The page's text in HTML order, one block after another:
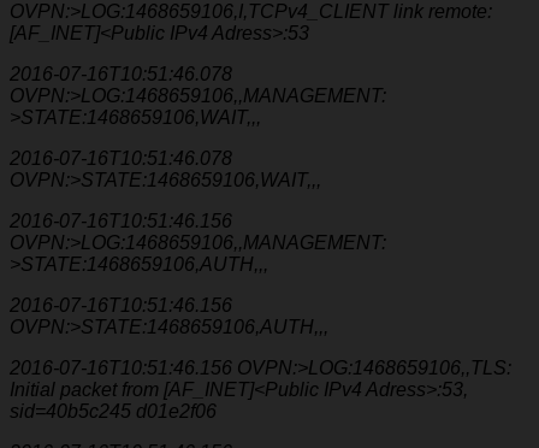
OVPN:>LOG:1468659106,I,TCPv4_CLIENT link remote:
[AF_INET]<Public IPv4 Adress>:53
2016-07-16T10:51:46.078
OVPN:>LOG:1468659106,,MANAGEMENT:
>STATE:1468659106,WAIT,,,
2016-07-16T10:51:46.078
OVPN:>STATE:1468659106,WAIT,,,
2016-07-16T10:51:46.156
OVPN:>LOG:1468659106,,MANAGEMENT:
>STATE:1468659106,AUTH,,,
2016-07-16T10:51:46.156
OVPN:>STATE:1468659106,AUTH,,,
2016-07-16T10:51:46.156 OVPN:>LOG:1468659106,,TLS:
Initial packet from [AF_INET]<Public IPv4 Adress>:53,
sid=40b5c245 d01e2f06